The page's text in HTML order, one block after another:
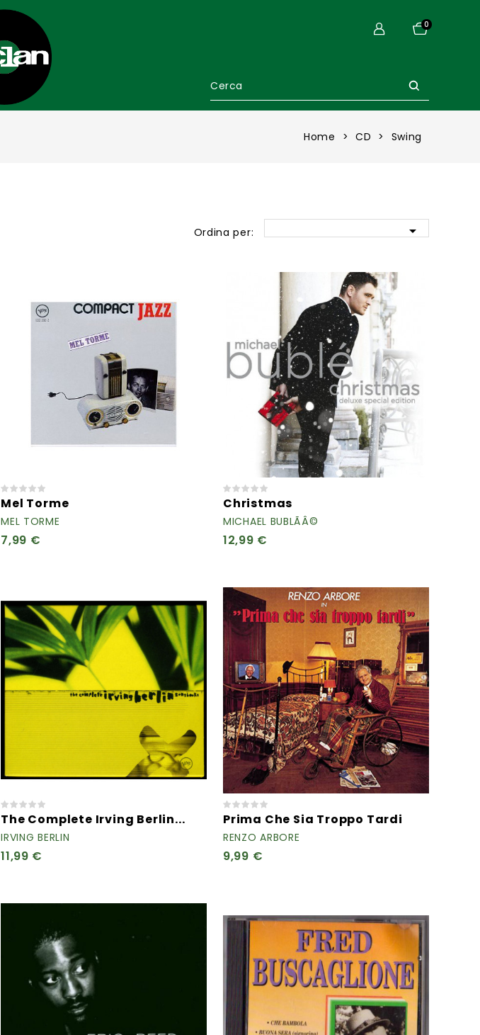
0
Home CD Swing
Ordina per: 
Mel Torme
MEL TORME
7,99 €
Christmas
MICHAEL BUBLÃÂ©
12,99 €
The Complete Irving Berlin...
IRVING BERLIN
11,99 €
Prima Che Sia Troppo Tardi
RENZO ARBORE
9,99 €